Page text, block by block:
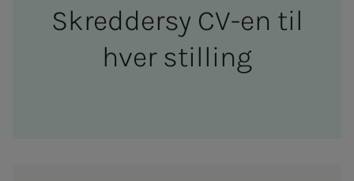
Skred­der­sy CV-en til
hver stil­l­ing